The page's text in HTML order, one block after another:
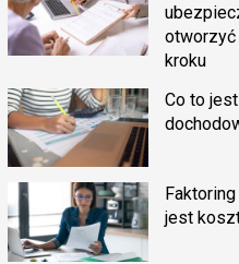
kroku
Co to
jest